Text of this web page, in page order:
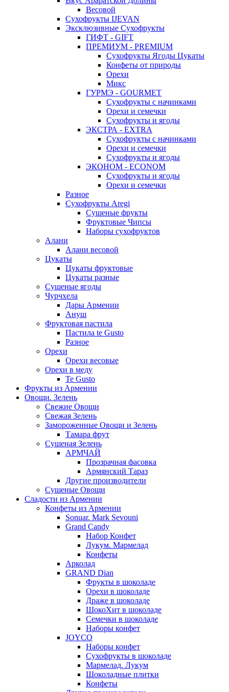
Весовой
Сухофрукты IJEVAN
Эксклюзивные Сухофрукты
ГИФТ - GIFT
ПРЕМИУМ - PREMIUM
Сухофрукты Ягоды Цукаты
Конфеты от природы
Орехи
Микс
ГУРМЭ - GOURMET
Сухофрукты с начинками
Орехи и семечки
Сухофрукты и ягоды
ЭКСТРА - EXTRA
Сухофрукты с начинками
Орехи и семечки
Сухофрукты и ягоды
ЭКОНОМ - ECONOM
Сухофрукты и ягоды
Орехи и семечки
Разное
Сухофрукты Aregi
Сушеные фрукты
Фруктовые Чипсы
Наборы сухофруктов
Алани
Алани весовой
Цукаты
Цукаты фруктовые
Цукаты разные
Сушеные ягоды
Чурчхела
Дары Армении
Ануш
Фруктовая пастила
Пастила te Gusto
Разное
Орехи
Орехи весовые
Орехи в меду
Te Gusto
Фрукты из Армении
Овощи. Зелень
Свежие Овощи
Свежая Зелень
Замороженные Овощи и Зелень
Тамара фрут
Сушеная Зелень
АРМЧАЙ
Прозрачная фасовка
Армянский Тараз
Другие производители
Сушеные Овощи
Сладости из Армении
Конфеты из Армении
Sonuar. Mark Sevouni
Grand Candy
Набор Конфет
Лукум. Мармелад
Конфеты
Арколад
GRAND Dian
Фрукты в шоколаде
Орехи в шоколаде
Драже в шоколаде
ШокоХит в шоколаде
Семечки в шоколаде
Наборы конфет
JOYCO
Наборы конфет
Сухофрукты в шоколаде
Мармелад. Лукум
Шоколадные плитки
Конфеты